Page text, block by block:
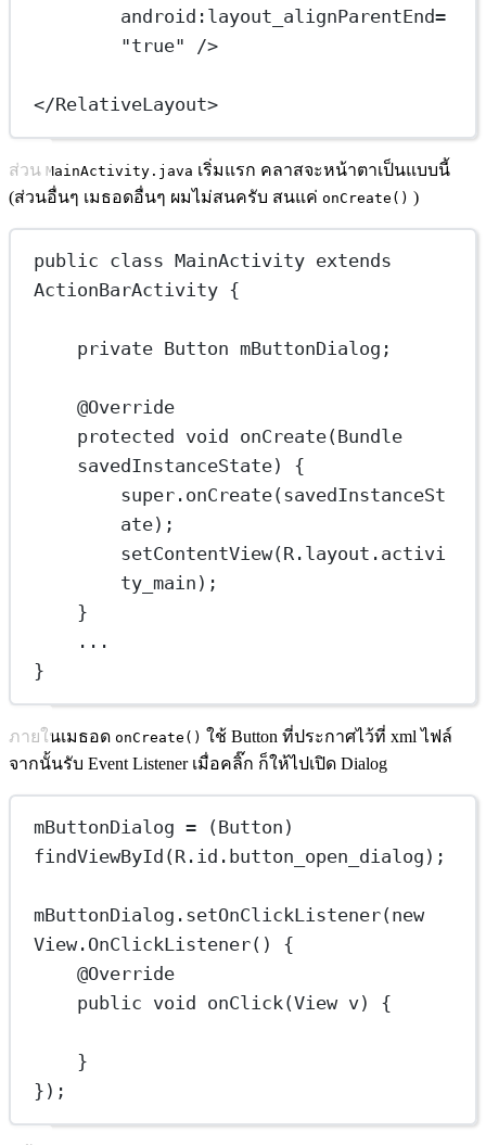
android:layout_alignParentEnd=
"true"
/>
</RelativeLayout>
ส่วน MainActivity.java เริ่มแรก คลาสจะหน้าตาเป็นแบบนี้
(ส่วนอื่นๆ เมธอดอื่นๆ ผมไม่สนครับ สนแค่ onCreate() )
public class MainActivity extends
ActionBarActivity {
private Button mButtonDialog;
@Override
protected
void onCreate
savedInstanceState) {
super . onCreate(savedInstanceSt
ate);
setContentView(R.layout.activi
ty_main);
}
...
}
ภายในเมธอด onCreate() ใช้ Button ที่ประกาศไว้ที่ xml ไฟล์
จากนั้นรับ Event Listener เมื่อคลิ๊ก ก็ให้ไปเปิด Dialog
mButtonDialog =
findViewById (R.id.button_open_dialog);
mButtonDialog. setOnClickListener(new
View. OnClickListener() {
@Override
public void onClick(View v) {
}
});